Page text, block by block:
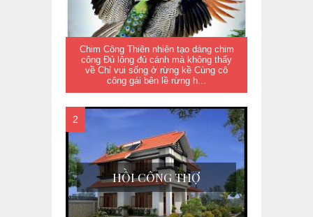
Chim Công Thiên nhiên tạo dáng chim
công Đủ lông đủ cánh mà không thấy
về Chỉ vui sống ở rừng kề Cùng cô
công gái bên lề rừng h...
HỒI CÔNG THỢ